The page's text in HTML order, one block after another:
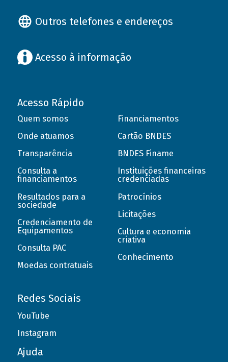
Outros telefones e endereços
Acesso à informação
Acesso Rápido
Quem somos
Onde atuamos
Transparência
Consulta a
financiamentos
Resultados para a
sociedade
Credenciamento de
Equipamentos
Consulta PAC
Moedas contratuais
Financiamentos
Cartão BNDES
BNDES Finame
Instituições financeiras
credenciadas
Patrocínios
Licitações
Cultura e economia
criativa
Conhecimento
Redes Sociais
YouTube
Instagram
Ajuda